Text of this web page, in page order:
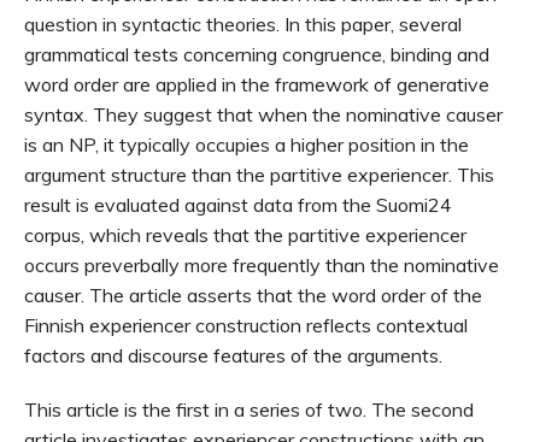
question in syntactic theories. In this paper, several
grammatical tests concerning congruence, binding and
word order are applied in the framework of generative
syntax. They suggest that when the nominative causer
is an NP, it typically occupies a higher position in the
argument structure than the partitive experiencer. This
result is evaluated against data from the Suomi24
corpus, which reveals that the partitive experiencer
occurs preverbally more frequently than the nominative
causer. The article asserts that the word order of the
Finnish experiencer construction reflects contextual
factors and discourse features of the arguments.
This article is the first in a series of two. The second